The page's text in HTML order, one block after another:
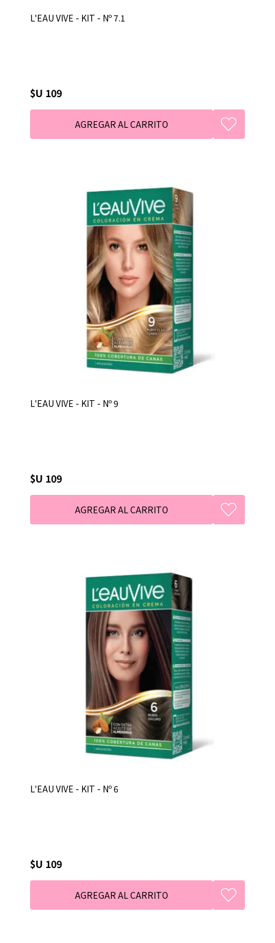
L'EAU VIVE - KIT - Nº 7.1
$U 109
L'EAU VIVE - KIT - Nº 9
$U 109
L'EAU VIVE - KIT - Nº 6
$U 109